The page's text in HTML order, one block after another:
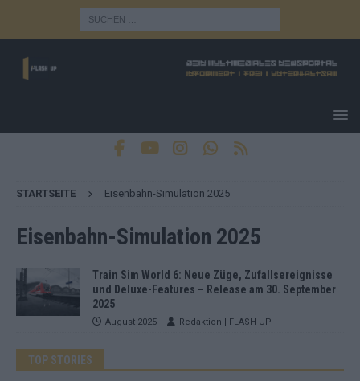
STARTSEITE Eisenbahn-Simulation 2025
Eisenbahn-Simulation 2025
Train Sim World 6: Neue Züge, Zufallsereignisse
und Deluxe-Features – Release am 30. September
2025
August 2025 Redaktion | FLASH UP
TOP STORIES